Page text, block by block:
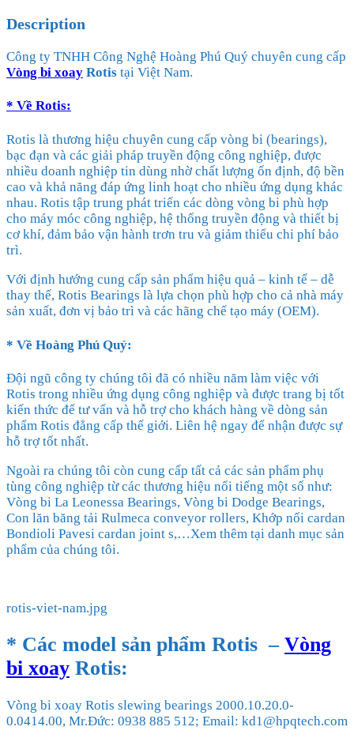
Description
Công ty TNHH Công Nghệ Hoàng Phú Quý chuyên cung cấp
Vòng bi xoay Rotis tại Việt Nam.
* Về Rotis:
Rotis là thương hiệu chuyên cung cấp vòng bi (bearings),
bạc đạn và các giải pháp truyền động công nghiệp, được
nhiều doanh nghiệp tin dùng nhờ chất lượng ổn định, độ bền
cao và khả năng đáp ứng linh hoạt cho nhiều ứng dụng khác
nhau. Rotis tập trung phát triển các dòng vòng bi phù hợp
cho máy móc công nghiệp, hệ thống truyền động và thiết bị
cơ khí, đảm bảo vận hành trơn tru và giảm thiểu chi phí bảo
trì.
Với định hướng cung cấp sản phẩm hiệu quả – kinh tế – dễ
thay thế, Rotis Bearings là lựa chọn phù hợp cho cả nhà máy
sản xuất, đơn vị bảo trì và các hãng chế tạo máy (OEM).
* Về Hoàng Phú Quý:
Đội ngũ công ty chúng tôi đã có nhiều năm làm việc với
Rotis trong nhiều ứng dụng công nghiệp và được trang bị tốt
kiến thức để tư vấn và hỗ trợ cho khách hàng về dòng sản
phẩm Rotis đẳng cấp thế giới. Liên hệ ngay để nhận được sự
hỗ trợ tốt nhất.
Ngoài ra chúng tôi còn cung cấp tất cả các sản phẩm phụ
tùng công nghiệp từ các thương hiệu nổi tiếng một số như:
Vòng bi La Leonessa Bearings, Vòng bi Dodge Bearings,
Con lăn băng tải Rulmeca conveyor rollers, Khớp nối cardan
Bondioli Pavesi cardan joint s,…Xem thêm tại danh mục sản
phẩm của chúng tôi.
rotis-viet-nam.jpg
* Các model sản phẩm Rotis– Vòng
bi xoay Rotis:
Vòng bi xoay Rotis slewing bearings 2000.10.20.0-
0.0414.00, Mr.Đức: 0938 885 512; Email: kd1@hpqtech.com